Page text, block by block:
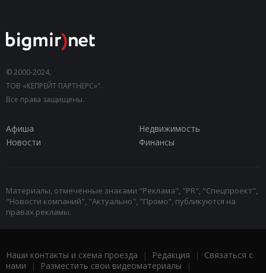
© 2000-2024,
ТОВ «КЕПРЕЙТ ПАРТНЕРС»".
Все права защищены.
Афиша
Недвижимость
Новости
Финансы
Материалы, отмеченные знаками "Реклама", "PR", "Спецпроект",
"Новости компаний", "Актуально", "Промо", публикуются на
правах рекламы.
Наши контакты и схема проезда | Редакция | Связаться с
нами | Разместить свои видеоматериалы |